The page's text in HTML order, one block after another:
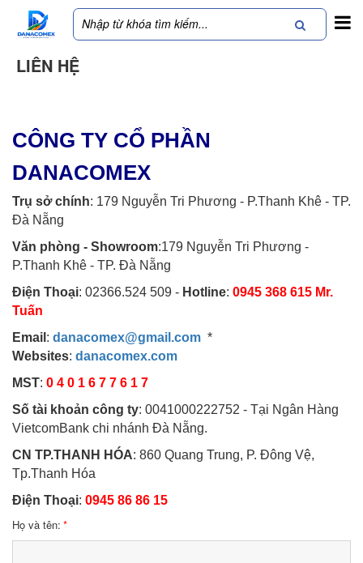
LIÊN HỆ
CÔNG TY CỔ PHẦN
DANACOMEX
Trụ sở chính: 179 Nguyễn Tri Phương - P.Thanh Khê - TP.
Đà Nẵng
Văn phòng - Showroom:179 Nguyễn Tri Phương -
P.Thanh Khê - TP. Đà Nẵng
Điện Thoại: 02366.524 509 - Hotline: 0945 368 615 Mr.
Tuấn
Email : danacomex@gmail.com *
Websites: danacomex.com
MST: 0 4 0 1 6 7 7 6 1 7
Số tài khoản công ty: 0041000222752 - Tại Ngân Hàng
VietcomBank chi nhánh Đà Nẵng.
CN TP.THANH HÓA: 860 Quang Trung, P. Đông Vệ,
Tp.Thanh Hóa
Điện Thoại: 0945 86 86 15
Họ và tên: *